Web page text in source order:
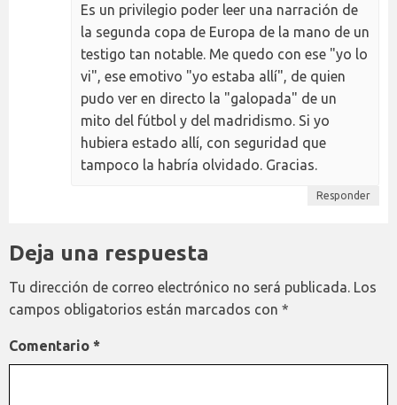
Es un privilegio poder leer una narración de
la segunda copa de Europa de la mano de un
testigo tan notable. Me quedo con ese "yo lo
vi", ese emotivo "yo estaba allí", de quien
pudo ver en directo la "galopada" de un
mito del fútbol y del madridismo. Si yo
hubiera estado allí, con seguridad que
tampoco la habría olvidado. Gracias.
Responder
Deja una respuesta
Tu dirección de correo electrónico no será publicada. Los
campos obligatorios están marcados con *
Comentario *